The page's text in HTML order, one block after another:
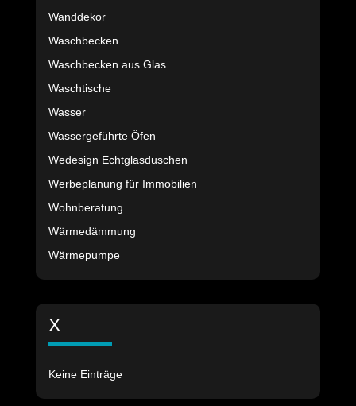
Wanddekor
Waschbecken
Waschbecken aus Glas
Waschtische
Wasser
Wassergeführte Öfen
Wedesign Echtglasduschen
Werbeplanung für Immobilien
Wohnberatung
Wärmedämmung
Wärmepumpe
X
Keine Einträge